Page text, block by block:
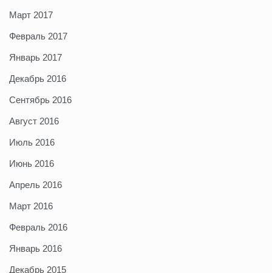
Март 2017
Февраль 2017
Январь 2017
Декабрь 2016
Сентябрь 2016
Август 2016
Июль 2016
Июнь 2016
Апрель 2016
Март 2016
Февраль 2016
Январь 2016
Декабрь 2015